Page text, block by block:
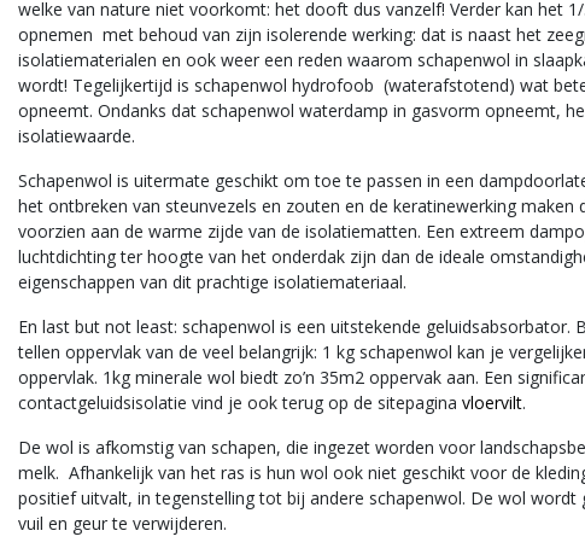
welke van nature niet voorkomt: het dooft dus vanzelf! Verder kan het
opnemen met behoud van zijn isolerende werking: dat is naast het
isolatiematerialen en ook weer een reden waarom schapenwol in
wordt! Tegelijkertijd is schapenwol hydrofoob (waterafstotend) wat
opneemt. Ondanks dat schapenwol waterdamp in gasvorm opneemt,
isolatiewaarde.
Schapenwol is uitermate geschikt om toe te passen in een
het ontbreken van steunvezels en zouten en de keratinewerking
voorzien aan de warme zijde van de isolatiematten. Een extreem
luchtdichting ter hoogte van het onderdak zijn dan de ideale
eigenschappen van dit prachtige isolatiemateriaal.
En last but not least: schapenwol is een uitstekende geluidsabsorbator.
tellen oppervlak van de veel belangrijk: 1 kg schapenwol kan je
oppervlak. 1kg minerale wol biedt zo’n 35m2 oppervak aan. Een
contactgeluidsisolatie vind je ook terug op de sitepagina vloervilt.
De wol is afkomstig van schapen, die ingezet worden voor
melk. Afhankelijk van het ras is hun wol ook niet geschikt voor de
positiefuitvalt, in tegenstelling tot bij andere schapenwol. De wol
vuil en geur te verwijderen.
Schapenwol stopwol, wordt per
5 kg geleverd. Goede oplossing
voor gaten en kieren.
€55,00 Excl. btw
Kilogram
Vergelijk Bekijken